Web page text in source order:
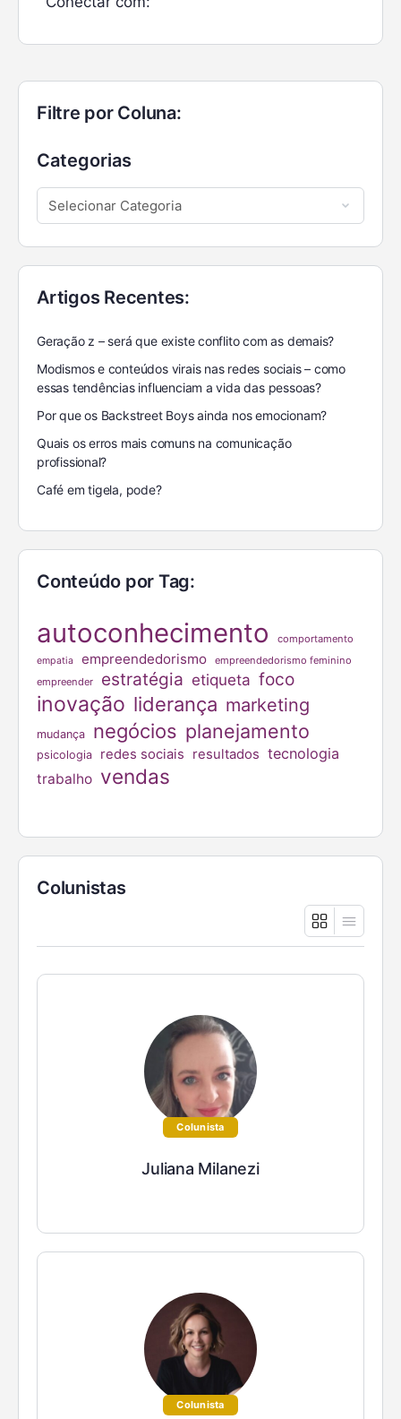
Filtre por Coluna:
Categorias
Artigos Recentes:
Geração z – será que existe conflito com as demais?
Modismos e conteúdos virais nas redes sociais – como
essas tendências influenciam a vida das pessoas?
Por que os Backstreet Boys ainda nos emocionam?
Quais os erros mais comuns na comunicação
profissional?
Café em tigela, pode?
Conteúdo por Tag:
autoconhecimento comportamento
empatia empreendedorismo
empreendedorismo feminino
empreender
estratégia etiqueta foco
inovação liderança marketing
mudança negócios planejamento
psicologia redes sociais resultados tecnologia
trabalho vendas
Colunistas
Colunista
Juliana Milanezi
Colunista